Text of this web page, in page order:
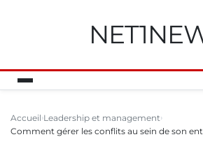
Accueil Leadership et management
Comment gérer les conflits au sein de son